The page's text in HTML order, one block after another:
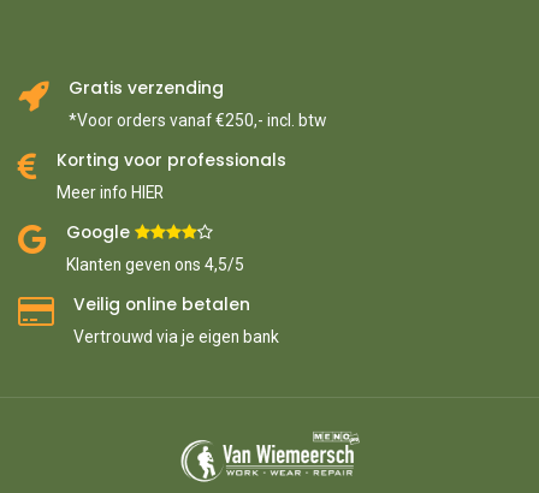
Gratis verzending
*Voor orders vanaf €250,- incl. btw
Korting voor professionals
Meer info HIER
Google ​
Klanten geven ons 4,5/5
Veilig online betalen
Vertrouwd via je eigen bank